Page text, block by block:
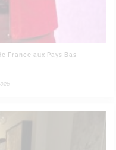
France aux Pays Bas